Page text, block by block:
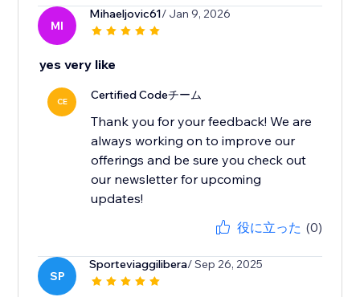
MI
Mihaeljovic61/ Jan 9, 2026
yes very like
CE Certified Codeチーム
Thank you for your feedback! We are
always working on to improve our
offerings and be sure you check out
our newsletter for upcoming
updates!
役に立った (0)
SP
Sporteviaggilibera/ Sep 26, 2025